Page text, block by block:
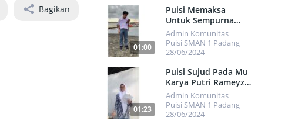
Bagikan 491
461
01:00
Puisi Memaksa
Untuk Sempurna
Karya Rafasha
Alvarez Santiaki
Admin Komunitas
Puisi SMAN 1 Padang
28/06/2024
01:23
Puisi Sujud Pada Mu
Karya Putri Rameyza
Alya
Admin Komunitas
Puisi SMAN 1 Padang
28/06/2024